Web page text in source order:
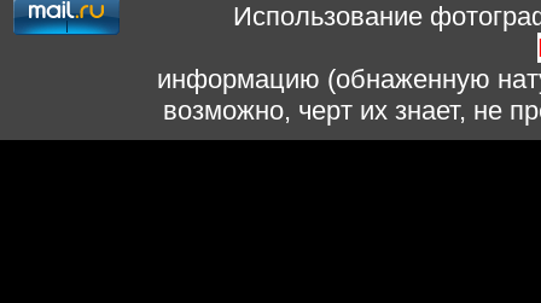
Использование
информацию (обнаженную
возможно, черт их знает, не